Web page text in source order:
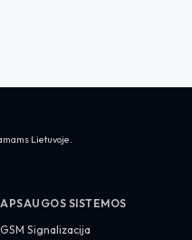
Lietuvoje.
APSAUGOS SISTEMOS
GSM Signalizacija